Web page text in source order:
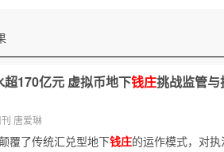
超170亿元 虚拟币地下钱庄挑战监管
唐爱琳
覆了传统汇兑型地下钱庄的运作模式，对